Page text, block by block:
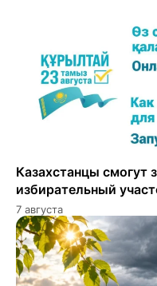
Казахстанцы смогут
избирательный
7 августа